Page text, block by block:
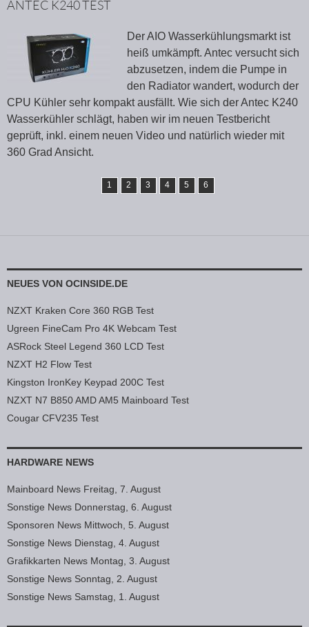
ANTEC K240 TEST
Der AIO Wasserkühlungsmarkt ist
heiß umkämpft. Antec versucht sich
abzusetzen, indem die Pumpe in
den Radiator wandert, wodurch der
CPU Kühler sehr kompakt ausfällt. Wie sich der Antec K240
Wasserkühler schlägt, haben wir im neuen Testbericht
geprüft, inkl. einem neuen Video und natürlich wieder mit
360 Grad Ansicht.
1 2 3 4 5 6
NEUES VON OCINSIDE.DE
NZXT Kraken Core 360 RGB Test
Ugreen FineCam Pro 4K Webcam Test
ASRock Steel Legend 360 LCD Test
NZXT H2 Flow Test
Kingston IronKey Keypad 200C Test
NZXT N7 B850 AMD AM5 Mainboard Test
Cougar CFV235 Test
HARDWARE NEWS
Mainboard News Freitag, 7. August
Sonstige News Donnerstag, 6. August
Sponsoren News Mittwoch, 5. August
Sonstige News Dienstag, 4. August
Grafikkarten News Montag, 3. August
Sonstige News Sonntag, 2. August
Sonstige News Samstag, 1. August